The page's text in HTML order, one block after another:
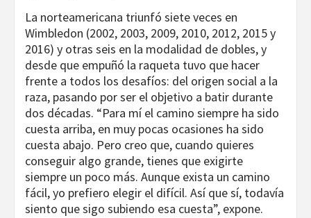
La norteamericana triunfó siete veces en
Wimbledon (2002, 2003, 2009, 2010, 2012, 2015 y
2016) y otras seis en la modalidad de dobles, y
desde que empuñó la raqueta tuvo que hacer
frente a todos los desafíos: del origen social a la
raza, pasando por ser el objetivo a batir durante
dos décadas. “Para mí el camino siempre ha sido
cuesta arriba, en muy pocas ocasiones ha sido
cuesta abajo. Pero creo que, cuando quieres
conseguir algo grande, tienes que exigirte
siempre un poco más. Aunque exista un camino
fácil, yo prefiero elegir el difícil. Así que sí, todavía
siento que sigo subiendo esa cuesta”, expone.